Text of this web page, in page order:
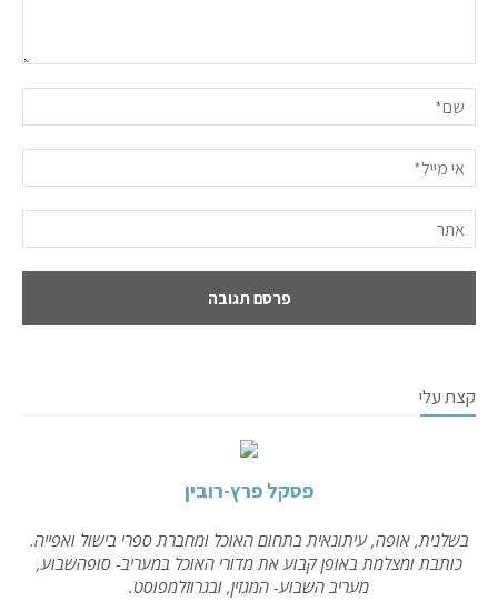
קצת עלי
פסקל פרץ-רובין
בשלנית, אופה, עיתונאית בתחום האוכל ומחברת ספרי בישול ואפייה.
כותבת ומצלמת באופן קבוע את מדורי האוכל במעריב- סופהשבוע,
מעריב השבוע- המגזין, ובגרוזלמפוסט.